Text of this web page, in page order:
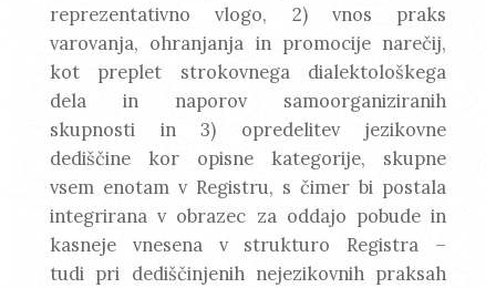
reprezentativno vlogo, 2) vnos praks
varovanja, ohranjanja in promocije narečij,
kot preplet strokovnega dialektološkega
dela in naporov samoorganiziranih
skupnosti in 3) opredelitev jezikovne
dediščine kor opisne kategorije, skupne
vsem enotam v Registru, s čimer bi postala
integrirana v obrazec za oddajo pobude in
kasneje vnesena v strukturo Registra –
tudi pri dediščinjenih nejezikovnih praksah